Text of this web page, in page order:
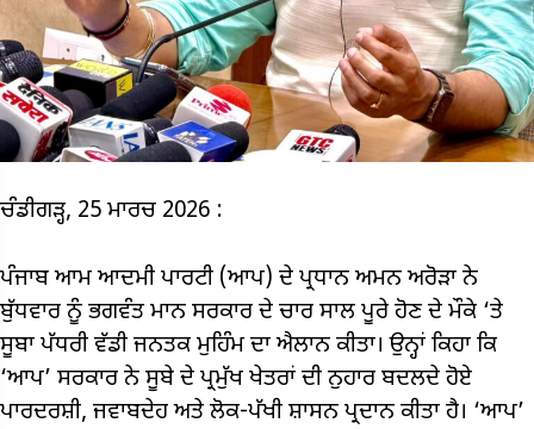
ਚੰਡੀਗੜ੍ਹ, 25 ਮਾਰਚ 2026 :
ਪੰਜਾਬ ਆਮ ਆਦਮੀ ਪਾਰਟੀ (ਆਪ) ਦੇ ਪ੍ਰਧਾਨ ਅਮਨ ਅਰੋੜਾ ਨੇ
ਬੁੱਧਵਾਰ ਨੂੰ ਭਗਵੰਤ ਮਾਨ ਸਰਕਾਰ ਦੇ ਚਾਰ ਸਾਲ ਪੂਰੇ ਹੋਣ ਦੇ ਮੌਕੇ ‘ਤੇ
ਸੂਬਾ ਪੱਧਰੀ ਵੱਡੀ ਜਨਤਕ ਮੁਹਿੰਮ ਦਾ ਐਲਾਨ ਕੀਤਾ। ਉਨ੍ਹਾਂ ਕਿਹਾ ਕਿ
‘ਆਪ’ ਸਰਕਾਰ ਨੇ ਸੂਬੇ ਦੇ ਪ੍ਰਮੁੱਖ ਖੇਤਰਾਂ ਦੀ ਨੁਹਾਰ ਬਦਲਦੇ ਹੋਏ
ਪਾਰਦਰਸ਼ੀ, ਜਵਾਬਦੇਹ ਅਤੇ ਲੋਕ-ਪੱਖੀ ਸ਼ਾਸਨ ਪ੍ਰਦਾਨ ਕੀਤਾ ਹੈ। ‘ਆਪ’